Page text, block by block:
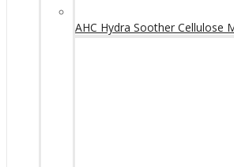
AHC Hydra Soother Cellulose